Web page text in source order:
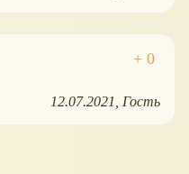
12.07.2021 Гость